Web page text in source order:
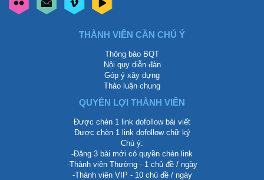
THÀNH VIÊN CẦN CHÚ Ý
Thông báo BQT
Nội quy diễn đàn
Góp ý xây dựng
Thảo luận chung
QUYỀN LỢI THÀNH VIÊN
Được chèn 1 link dofollow bài viết
Được chèn 1 link dofollow chữ ký
Chú ý:
-Đăng 3 bài mới có quyền chèn link
-Thành viên Thường - 1 chủ đề / ngày
-Thành viên VIP - 10 chủ đề / ngày